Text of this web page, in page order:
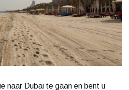
naar Dubai te gaan en bent u